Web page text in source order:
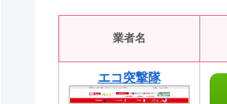
業者名
エコ突撃隊